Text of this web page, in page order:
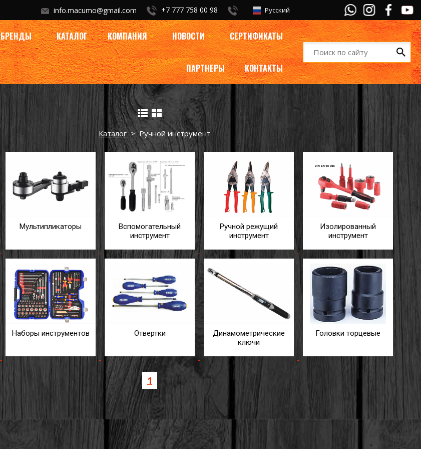
info.macumo@gmail.com +7 777 758 00 98 Русский
БРЕНДЫ КАТАЛОГ КОМПАНИЯ НОВОСТИ СЕРТИФИКАТЫ
ПАРТНЕРЫ КОНТАКТЫ
Каталог> Ручной инструмент
Мультипликаторы
Вспомогательный
инструмент
Ручной режущий
инструмент
Изолированный
инструмент
Наборы инструментов Отвертки
Динамометрические
ключи
Головки торцевые
1